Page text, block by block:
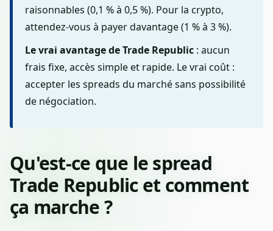
raisonnables (0,1 % à 0,5 %). Pour la crypto,
attendez-vous à payer davantage (1 % à 3 %).
Le vrai avantage de Trade Republic : aucun
frais fixe, accès simple et rapide. Le vrai coût :
accepter les spreads du marché sans possibilité
de négociation.
Qu'est-ce que le spread
Trade Republic et comment
ça marche ?